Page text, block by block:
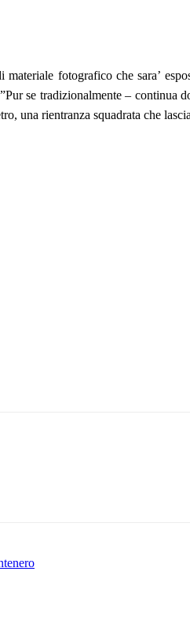
fotografico che sara’
se tradizionalmente –
una rientranza squadrata che